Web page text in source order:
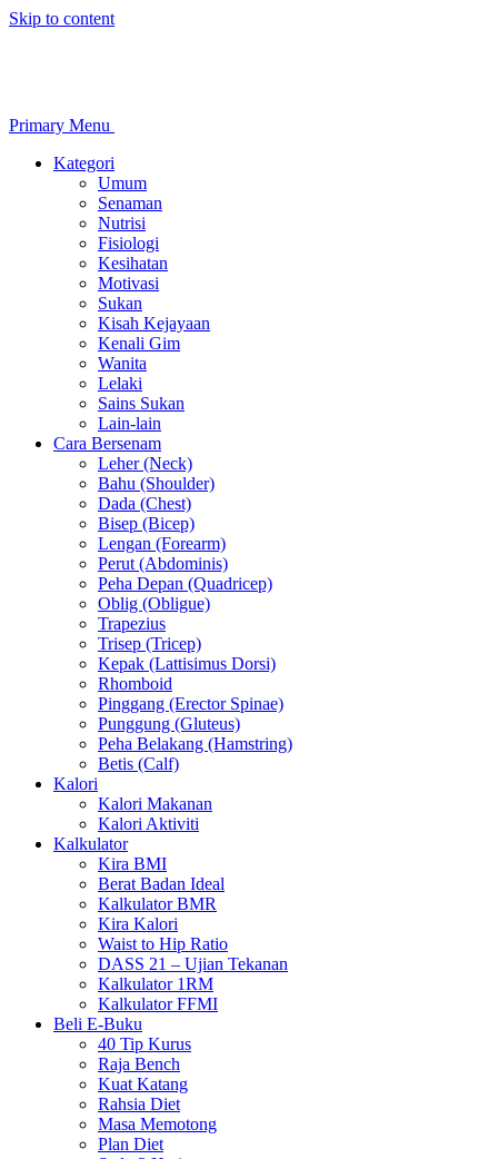
Skip to content
Primary Menu
Kategori
Umum
Senaman
Nutrisi
Fisiologi
Kesihatan
Motivasi
Sukan
Kisah Kejayaan
Kenali Gim
Wanita
Lelaki
Sains Sukan
Lain-lain
Cara Bersenam
Leher (Neck)
Bahu (Shoulder)
Dada (Chest)
Bisep (Bicep)
Lengan (Forearm)
Perut (Abdominis)
Peha Depan (Quadricep)
Oblig (Obligue)
Trapezius
Trisep (Tricep)
Kepak (Lattisimus Dorsi)
Rhomboid
Pinggang (Erector Spinae)
Punggung (Gluteus)
Peha Belakang (Hamstring)
Betis (Calf)
Kalori
Kalori Makanan
Kalori Aktiviti
Kalkulator
Kira BMI
Berat Badan Ideal
Kalkulator BMR
Kira Kalori
Waist to Hip Ratio
DASS 21 – Ujian Tekanan
Kalkulator 1RM
Kalkulator FFMI
Beli E-Buku
40 Tip Kurus
Raja Bench
Kuat Katang
Rahsia Diet
Masa Memotong
Plan Diet